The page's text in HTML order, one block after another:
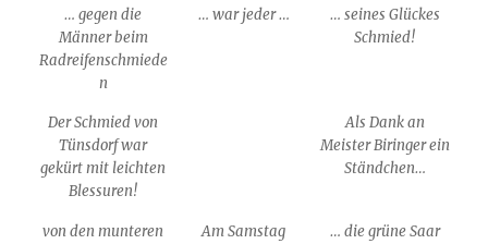
… gegen die
Männer beim
Radreifenschmiede
n
… war jeder …
… seines Glückes
Schmied!
Der Schmied von
Tünsdorf war
gekürt mit leichten
Blessuren!
Als Dank an
Meister Biringer ein
Ständchen…
von den munteren
Am Samstag
… die grüne Saar